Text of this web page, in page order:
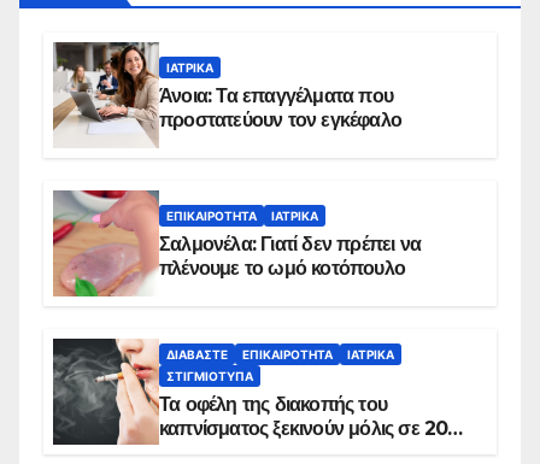
ΙΑΤΡΙΚΆ
Άνοια: Τα επαγγέλματα που
προστατεύουν τον εγκέφαλο
ΕΠΙΚΑΙΡΌΤΗΤΑ ΙΑΤΡΙΚΆ
Σαλμονέλα: Γιατί δεν πρέπει να
πλένουμε το ωμό κοτόπουλο
ΔΙΑΒΆΣΤΕ ΕΠΙΚΑΙΡΌΤΗΤΑ
ΙΑΤΡΙΚΆ
ΣΤΙΓΜΙΌΤΥΠΑ
Τα οφέλη της διακοπής του
καπνίσματος ξεκινούν μόλις σε 20